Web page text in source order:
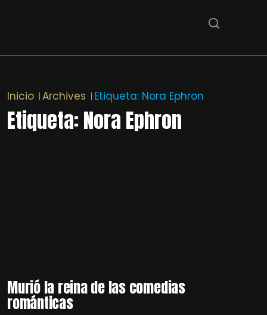
Inicio Archives Etiqueta: Nora Ephron
Etiqueta:Nora Ephron
Murió la reina de las comedias
románticas